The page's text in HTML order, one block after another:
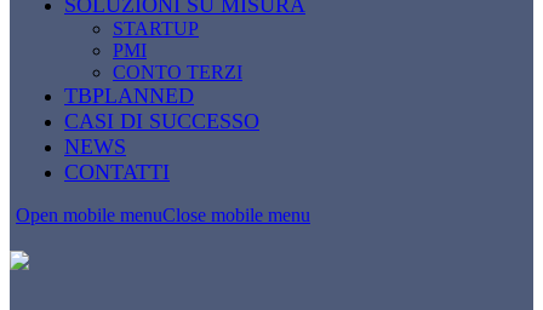
SOLUZIONI SU MISURA
STARTUP
PMI
CONTO TERZI
TBPLANNED
CASI DI SUCCESSO
NEWS
CONTATTI
Open mobile menuClose mobile menu